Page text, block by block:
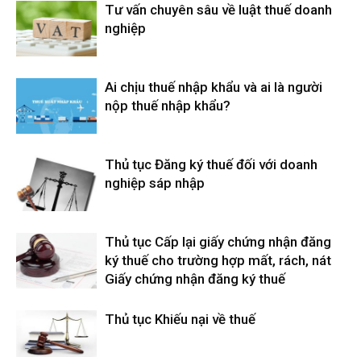
Tư vấn chuyên sâu về luật thuế doanh
nghiệp
Ai chịu thuế nhập khẩu và ai là người
nộp thuế nhập khẩu?
Thủ tục Đăng ký thuế đối với doanh
nghiệp sáp nhập
Thủ tục Cấp lại giấy chứng nhận đăng
ký thuế cho trường hợp mất, rách, nát
Giấy chứng nhận đăng ký thuế
Thủ tục Khiếu nại về thuế